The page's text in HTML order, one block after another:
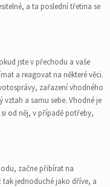
a ta poslední třetina se
jste v přechodu a vaše
a reagovat na některé věci.
zařazení vhodného
a samu sebe. Vhodné je
od něj, v případě potřeby,
začne přibírat na
jednoduché jako dříve, a